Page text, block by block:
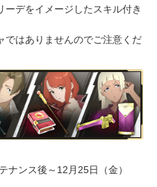
デをイメージしたスキル付き
はありませんのでご注意くだ
ナンス後～12月25日（金）